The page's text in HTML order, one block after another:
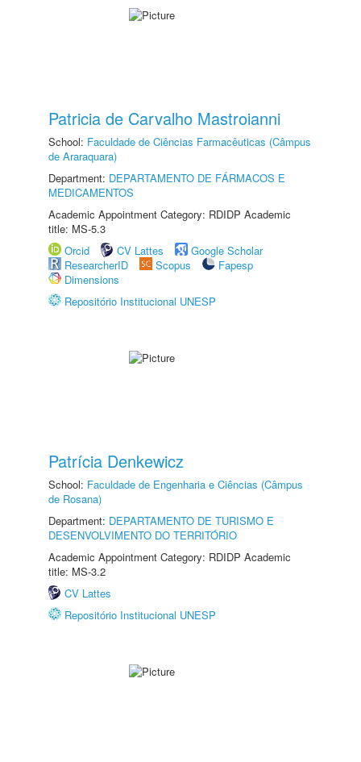
Patricia de Carvalho Mastroianni
School: Faculdade de Ciências Farmacêuticas (Câmpus
de Araraquara)
Department: DEPARTAMENTO DE FÁRMACOS E
MEDICAMENTOS
Academic Appointment Category: RDIDP Academic
title: MS-5.3
Orcid
CV Lattes
Google Scholar
ResearcherID
Scopus
Fapesp
Dimensions
Repositório Institucional UNESP
Patrícia Denkewicz
School: Faculdade de Engenharia e Ciências (Câmpus
de Rosana)
Department: DEPARTAMENTO DE TURISMO E
DESENVOLVIMENTO DO TERRITÓRIO
Academic Appointment Category: RDIDP Academic
title: MS-3.2
CV Lattes
Repositório Institucional UNESP